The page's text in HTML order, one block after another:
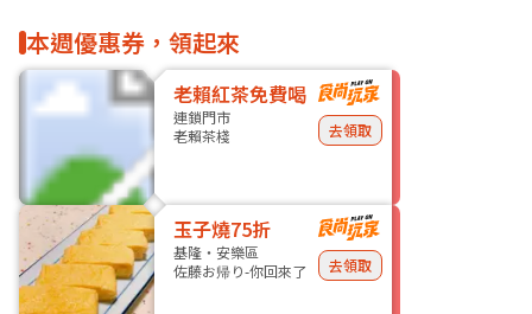
本週優惠券，領起來
老賴紅茶免費喝
連鎖門市
老賴茶棧
去領取
玉子燒75折
基隆・安樂區
佐藤お帰り-你回來了
去領取